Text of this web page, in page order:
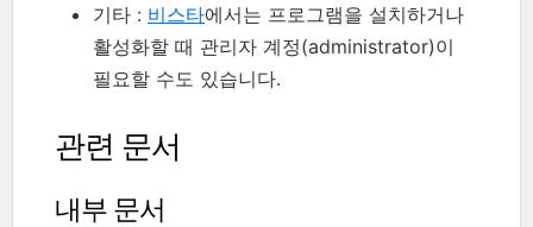
기타 : 비스타에서는 프로그램을 설치하거나
활성화할 때 관리자 계정(administrator)이
필요할 수도 있습니다.
관련 문서
내부 문서